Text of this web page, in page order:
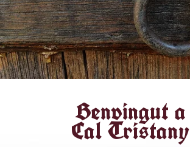
Benvingut a
Cal Tristany